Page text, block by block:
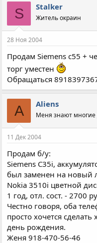
S Stalker
Житель окраин
28 Ноя 2004
Продам Siemens с55 +
торг уместен
Обращаться
A Aliens
Меня знают многие
11 Дек 2004
Продам б/у:
Siemens C35i,
был заменен на новый
Nokia 3510i цветной
1 год, отл. сост. - 2700
Честно говоря, оба
просто хочется
день рождения.
Женя 918-470-56-46